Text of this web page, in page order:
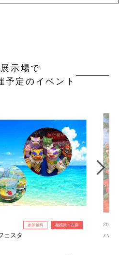
示場で
予定のイベント
参加無料 相模原・古淵
ェスタ ハワ